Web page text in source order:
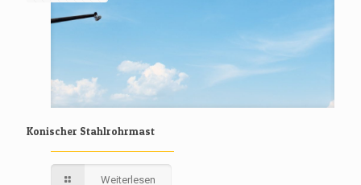
Konischer Stahlrohrmast
Weiterlesen